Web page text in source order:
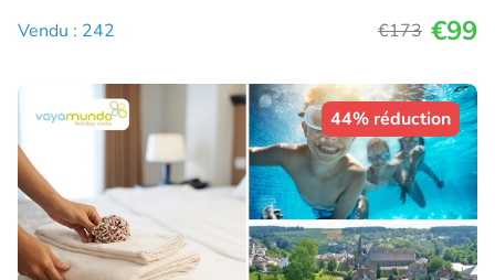
Vendu : 242
€173 €99
44% réduction